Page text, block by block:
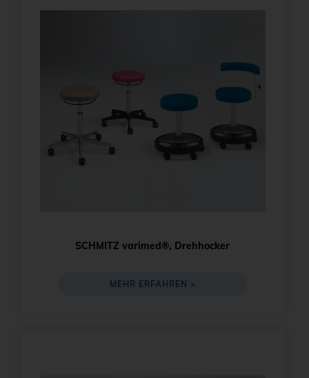
SCHMITZ varimed®, Drehhocker
MEHR ERFAHREN >